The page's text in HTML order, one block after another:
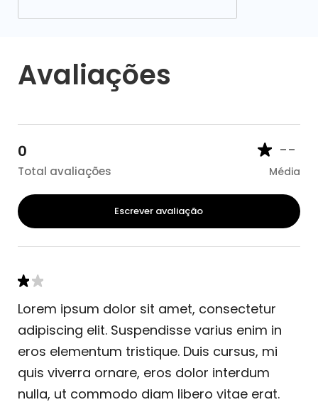
Avaliações
0
Total avaliações
--
Média
Escrever avaliação
Lorem ipsum dolor sit amet, consectetur
adipiscing elit. Suspendisse varius enim in
eros elementum tristique. Duis cursus, mi
quis viverra ornare, eros dolor interdum
nulla, ut commodo diam libero vitae erat.